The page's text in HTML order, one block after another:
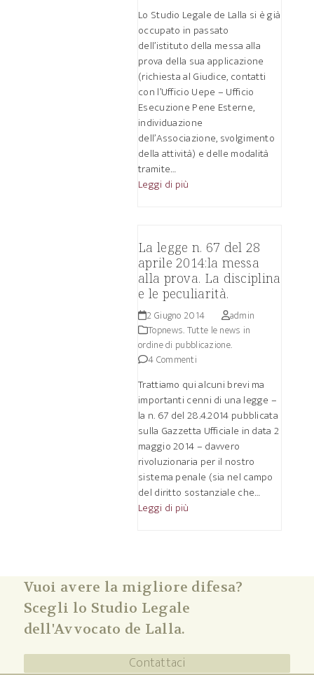
Lo Studio Legale de Lalla si è già
occupato in passato
dell’istituto della messa alla
prova della sua applicazione
(richiesta al Giudice, contatti
con l’Ufficio Uepe – Ufficio
Esecuzione Pene Esterne,
individuazione
dell’Associazione, svolgimento
della attività) e delle modalità
tramite…
Leggi di più
La legge n. 67 del 28
aprile 2014:la messa
alla prova. La disciplina
e le peculiarità.
2 Giugno 2014
admin
Topnews. Tutte le news in
ordine di pubblicazione.
4 Commenti
Trattiamo qui alcuni brevi ma
importanti cenni di una legge –
la n. 67 del 28.4.2014 pubblicata
sulla Gazzetta Ufficiale in data 2
maggio 2014 – davvero
rivoluzionaria per il nostro
sistema penale (sia nel campo
del diritto sostanziale che…
Leggi di più
Vuoi avere la migliore difesa?
Scegli lo Studio Legale
dell'Avvocato de Lalla.
Contattaci